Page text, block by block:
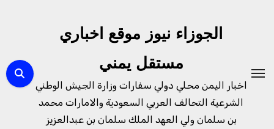
الجوزاء نيوز موقع اخباري
مستقل يمني
اخبار اليمن محلي دولي سفارات وزارة الجيش الوطني
الشرعية التحالف العربي السعودية والامارات محمد
بن سلمان ولي العهد الملك سلمان بن عبدالعزيز